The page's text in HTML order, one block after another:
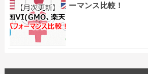
ーマンス比較！